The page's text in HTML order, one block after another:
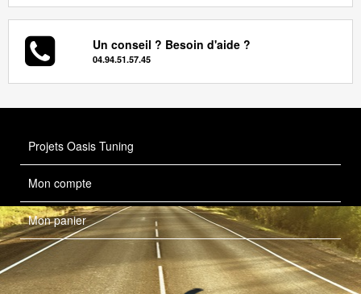
Un conseil ? Besoin d'aide ?
04.94.51.57.45
Projets Oasis Tuning
Mon compte
Mon panier